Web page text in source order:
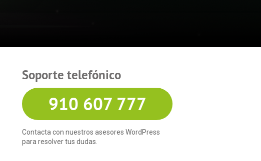
Soporte telefónico
910 607 777
Contacta con nuestros asesores WordPress
para resolver tus dudas.